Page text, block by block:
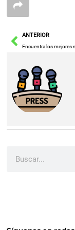
AntANTERIOR